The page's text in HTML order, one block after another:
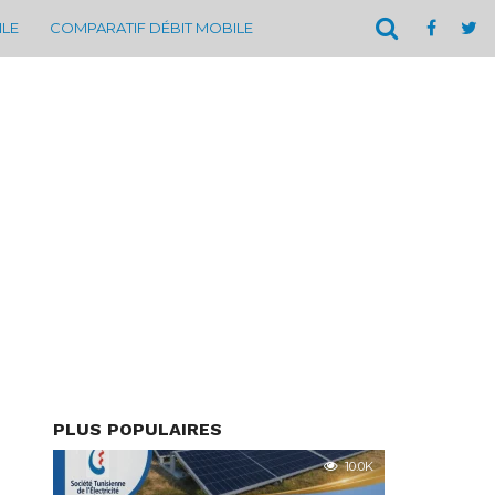
COMPARATIF DÉBIT MOBILE
PLUS POPULAIRES
10.0K